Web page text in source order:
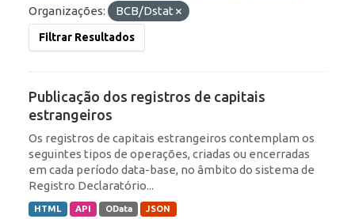
Organizações:
BCB/Dstat
Filtrar Resultados
Publicação dos registros de capitais
estrangeiros
Os registros de capitais estrangeiros contemplam os
seguintes tipos de operações, criadas ou encerradas
em cada período data-base, no âmbito do sistema de
Registro Declaratório...
HTML API OData JSON